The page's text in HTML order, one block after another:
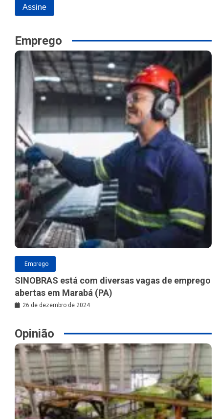
Emprego
Emprego
SINOBRAS está com diversas vagas de emprego
abertas em Marabá (PA)
26 de dezembro de 2024
Opinião